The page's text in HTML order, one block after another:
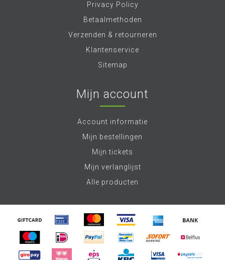
Privacy Policy
Betaalmethoden
Verzenden & retourneren
Klantenservice
Sitemap
Mijn account
Account informatie
Mijn bestellingen
Mijn tickets
Mijn verlanglijst
Alle producten